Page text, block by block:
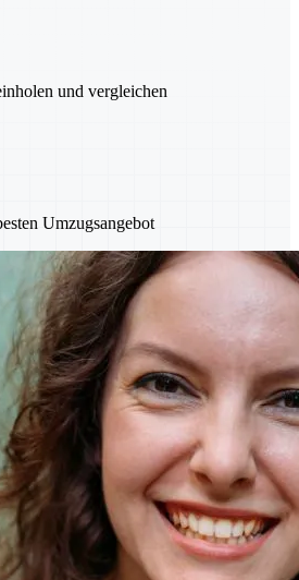
und vergleichen
Umzugsangebot